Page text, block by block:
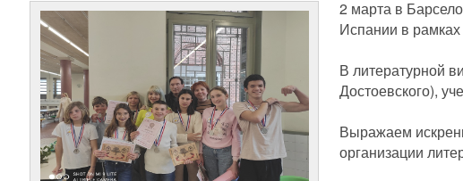
2 марта в
Испании в рамках
В литературной
Достоевского),
Выражаем
организации